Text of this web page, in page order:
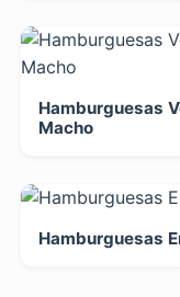
Hamburguesas
Macho
Hamburguesas